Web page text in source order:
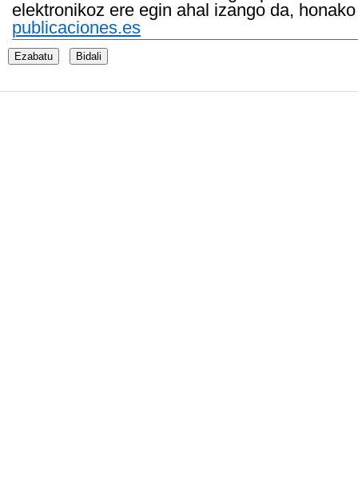
elektronikoz ere egin ahal izango da,
publicaciones.es
Ezabatu Bidali